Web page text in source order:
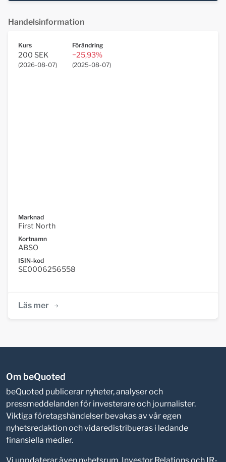
Handelsinformation
Kurs
200 SEK
(2026-08-07)
Förändring
−25,93%
(2025-08-07)
Marknad
First North
Kortnamn
ABSO
ISIN-kod
SE0006256558
Läs mer
Om beQuoted
beQuoted publicerar nyheter, analyser och
pressmeddelanden för investerare och journalister.
Viktiga företagshändelser bevakas av vår egen
nyhetsredaktion och vidaredistribueras i ledande
finansiella medier.